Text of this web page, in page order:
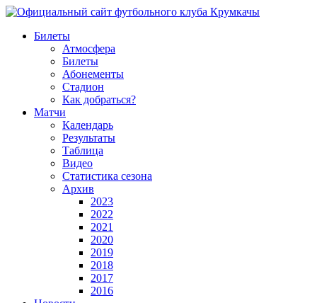
Билеты
Атмосфера
Билеты
Абонементы
Стадион
Как добраться?
Матчи
Календарь
Результаты
Таблица
Видео
Статистика сезона
Архив
2023
2022
2021
2020
2019
2018
2017
2016